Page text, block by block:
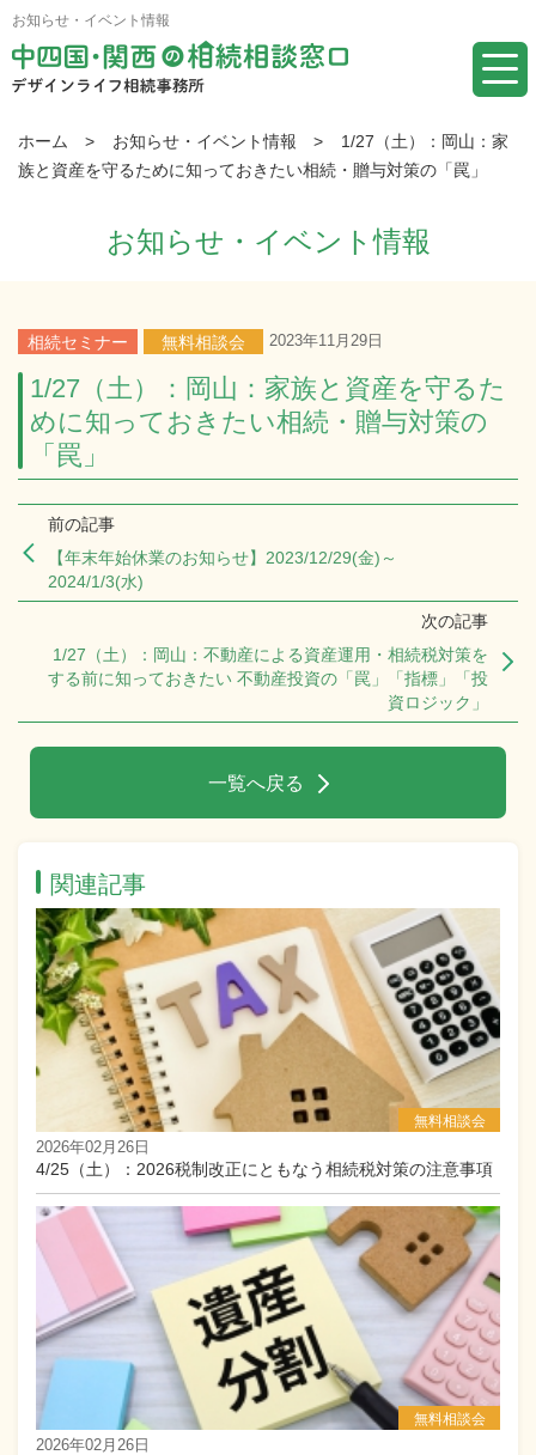
お知らせ・イベント情報
ホーム > お知らせ・イベント情報 >
1/27（土）：岡山：家
族と資産を守るために知っておきたい相続・贈与対策の「罠」
お知らせ・イベント情報
相続セミナー 無料相談会 2023年11月29日
1/27（土）：岡山：家族と資産を守るた
めに知っておきたい相続・贈与対策の
「罠」
前の記事
【年末年始休業のお知らせ】2023/12/29(金)～
2024/1/3(水)
次の記事
1/27（土）：岡山：不動産による資産運用・相続税対策を
する前に知っておきたい 不動産投資の「罠」「指標」「投
資ロジック」
一覧へ戻る
関連記事
相続セミナー
無料相談会
2026年02月26日
4/25（土）：2026税制改正にともなう相続税対策の注意事項
相続セミナー
無料相談会
2026年02月26日